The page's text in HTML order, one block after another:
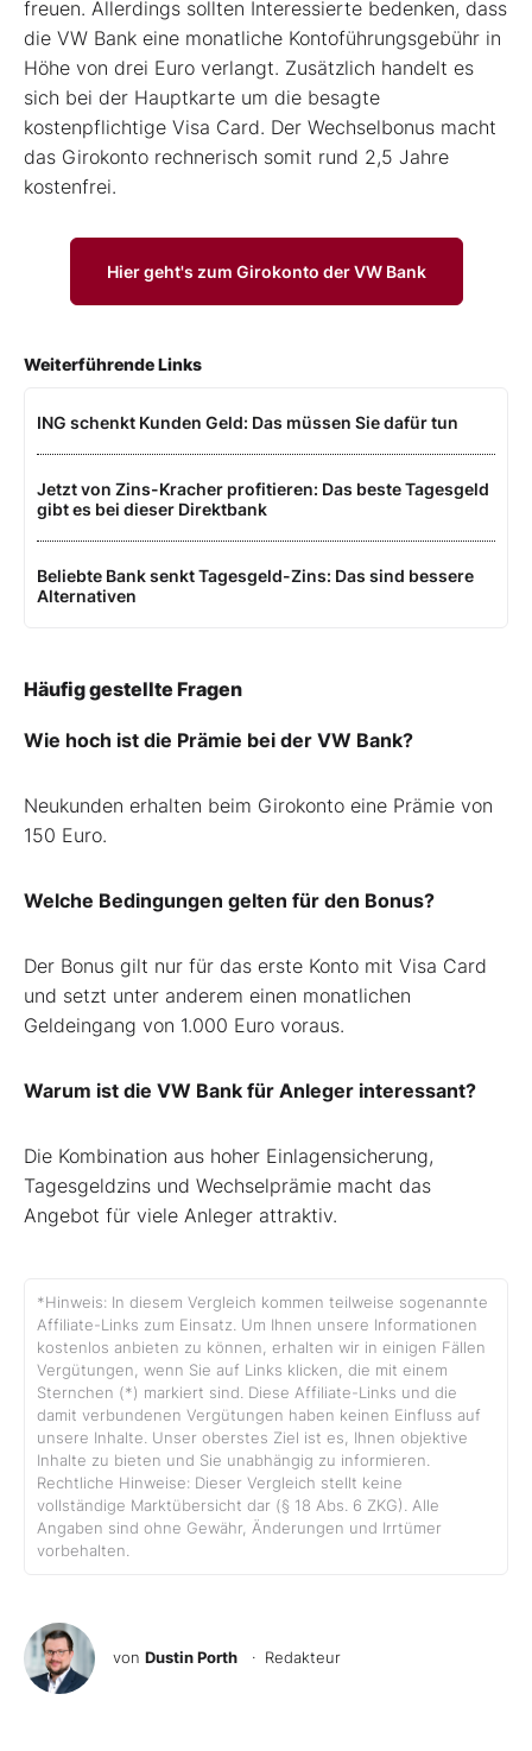
freuen. Allerdings sollten Interessierte bedenken, dass
die VW Bank eine monatliche Kontoführungsgebühr in
Höhe von drei Euro verlangt. Zusätzlich handelt es
sich bei der Hauptkarte um die besagte
kostenpflichtige Visa Card. Der Wechselbonus macht
das Girokonto rechnerisch somit rund 2,5 Jahre
kostenfrei.
Hier geht's zum Girokonto der VW Bank
Weiterführende Links
ING schenkt Kunden Geld: Das müssen Sie dafür tun
Jetzt von Zins-Kracher profitieren: Das beste Tagesgeld
gibt es bei dieser Direktbank
Beliebte Bank senkt Tagesgeld-Zins: Das sind bessere
Alternativen
Häufig gestellte Fragen
Wie hoch ist die Prämie bei der VW Bank?
Neukunden erhalten beim Girokonto eine Prämie von
150 Euro.
Welche Bedingungen gelten für den Bonus?
Der Bonus gilt nur für das erste Konto mit Visa Card
und setzt unter anderem einen monatlichen
Geldeingang von 1.000 Euro voraus.
Warum ist die VW Bank für Anleger interessant?
Die Kombination aus hoher Einlagensicherung,
Tagesgeldzins und Wechselprämie macht das
Angebot für viele Anleger attraktiv.
*Hinweis: In diesem Vergleich kommen teilweise sogenannte
Affiliate-Links zum Einsatz. Um Ihnen unsere Informationen
kostenlos anbieten zu können, erhalten wir in einigen Fällen
Vergütungen, wenn Sie auf Links klicken, die mit einem
Sternchen (*) markiert sind. Diese Affiliate-Links und die
damit verbundenen Vergütungen haben keinen Einfluss auf
unsere Inhalte. Unser oberstes Ziel ist es, Ihnen objektive
Inhalte zu bieten und Sie unabhängig zu informieren.
Rechtliche Hinweise: Dieser Vergleich stellt keine
vollständige Marktübersicht dar (§ 18 Abs. 6 ZKG). Alle
Angaben sind ohne Gewähr, Änderungen und Irrtümer
vorbehalten.
von Dustin Porth · Redakteur